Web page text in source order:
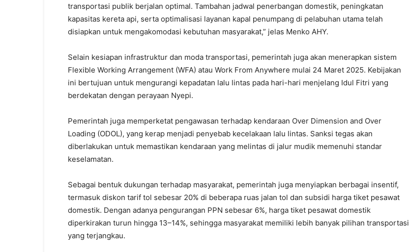
transportasi publik berjalan optimal. Tambahan jadwal penerbangan domestik, peningkatan
kapasitas kereta api, serta optimalisasi layanan kapal penumpang di pelabuhan utama telah
disiapkan untuk mengakomodasi kebutuhan masyarakat,” jelas Menko AHY.
Selain kesiapan infrastruktur dan moda transportasi, pemerintah juga akan menerapkan sistem
Flexible Working Arrangement (WFA) atau Work From Anywhere mulai 24 Maret 2025. Kebijakan
ini bertujuan untuk mengurangi kepadatan lalu lintas pada hari-hari menjelang Idul Fitri yang
berdekatan dengan perayaan Nyepi.
Pemerintah juga memperketat pengawasan terhadap kendaraan Over Dimension and Over
Loading (ODOL), yang kerap menjadi penyebab kecelakaan lalu lintas. Sanksi tegas akan
diberlakukan untuk memastikan kendaraan yang melintas di jalur mudik memenuhi standar
keselamatan.
Sebagai bentuk dukungan terhadap masyarakat, pemerintah juga menyiapkan berbagai insentif,
termasuk diskon tarif tol sebesar 20% di beberapa ruas jalan tol dan subsidi harga tiket pesawat
domestik. Dengan adanya pengurangan PPN sebesar 6%, harga tiket pesawat domestik
diperkirakan turun hingga 13–14%, sehingga masyarakat memiliki lebih banyak pilihan transportasi
yang terjangkau.